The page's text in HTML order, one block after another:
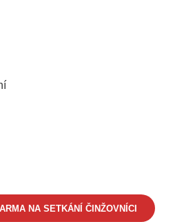
NA SETKÁNÍ ČINŽOVNÍCI